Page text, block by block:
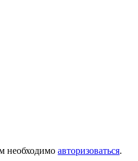
необходимо авторизоваться.